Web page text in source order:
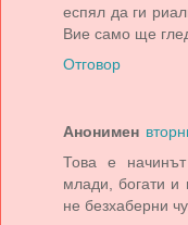
еспял да ги
Вие само ще
Отговор
Анонимен
Това е
млади, богати и
не безхаберни